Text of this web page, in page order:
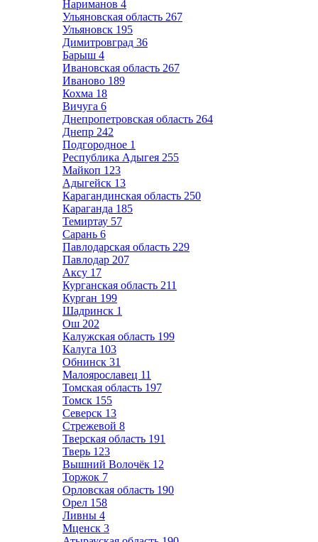
Нариманов 4
Ульяновская область 267
Ульяновск 195
Димитровград 36
Барыш 4
Ивановская область 267
Иваново 189
Кохма 18
Вичуга 6
Днепропетровская область 264
Днепр 242
Подгородное 1
Республика Адыгея 255
Майкоп 123
Адыгейск 13
Карагандинская область 250
Караганда 185
Темиртау 57
Сарань 6
Павлодарская область 229
Павлодар 207
Аксу 17
Курганская область 211
Курган 199
Шадринск 1
Ош 202
Калужская область 199
Калуга 103
Обнинск 31
Малоярославец 11
Томская область 197
Томск 155
Северск 13
Стрежевой 8
Тверская область 191
Тверь 123
Вышний Волочёк 12
Торжок 7
Орловская область 190
Орел 158
Ливны 4
Мценск 3